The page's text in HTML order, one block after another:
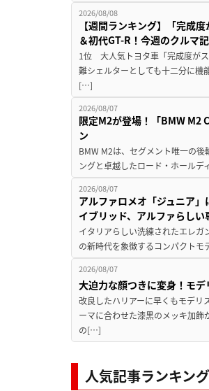
2026/08/08
【週間ランキング】「完成
＆初代GT-R！今週のクルマ
1位 大人気トヨタ車「完成度が
難シェルターとしても十二分に機
[…]
2026/08/07
限定M2が登場！「BMW M2
ン
BMW M2は、セグメント唯一の
ングと卓越したロード・ホール
2026/08/07
アルファロメオ「ジュニア
イブリッド、アルファらしい
イタリアらしい洗練されたエレ
の新時代を象徴するコンパクト
2026/08/07
大迫力な顔つきに変身！モ
改良したハリアーに早くもモデリ
ーマに合わせた漆黒のメッキ加
の[…]
人気記事ランキン